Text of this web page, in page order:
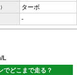
ターボ
-
L
でどこまで走る？